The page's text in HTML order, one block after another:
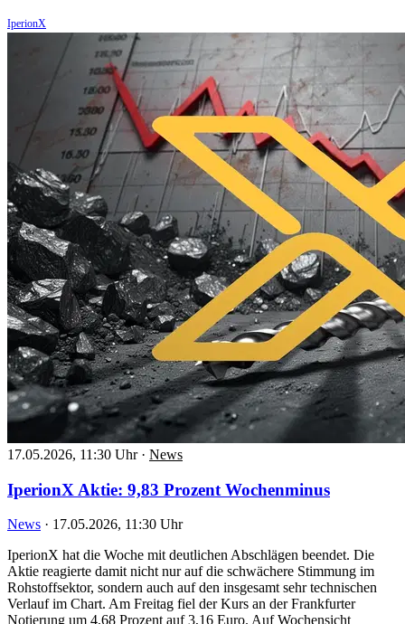
IperionX
17.05.2026, 11:30 Uhr · News
IperionX Aktie: 9,83 Prozent Wochenminus
News · 17.05.2026, 11:30 Uhr
IperionX hat die Woche mit deutlichen Abschlägen beendet. Die
Aktie reagierte damit nicht nur auf die schwächere Stimmung im
Rohstoffsektor, sondern auch auf den insgesamt sehr technischen
Verlauf im Chart. Am Freitag fiel der Kurs an der Frankfurter
Notierung um 4,68 Prozent auf 3,16 Euro. Auf Wochensicht